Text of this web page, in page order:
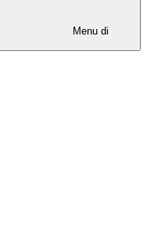
Menu di